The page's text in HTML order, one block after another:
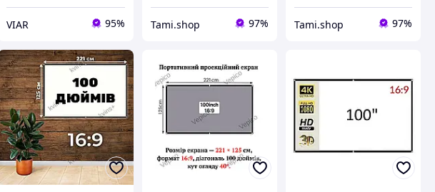
VIAR 95% Tami.shop 97% Tami.shop 97%